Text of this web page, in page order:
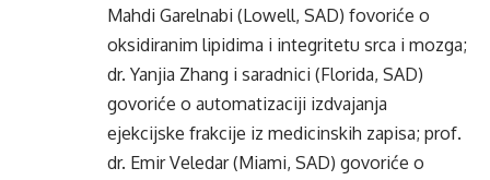
Mahdi Garelnabi (Lowell, SAD) fovoriće o
oksidiranim lipidima i integritetu srca i mozga;
dr. Yanjia Zhang i saradnici (Florida, SAD)
govoriće o automatizaciji izdvajanja
ejekcijske frakcije iz medicinskih zapisa; prof.
dr. Emir Veledar (Miami, SAD) govoriće o